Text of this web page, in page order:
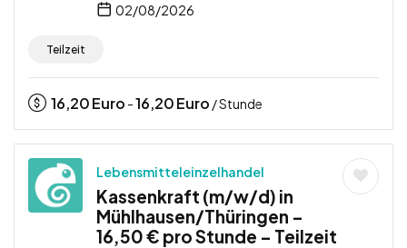
02/08/2026
Teilzeit
16,20Euro -16,20Euro / Stunde
Lebensmitteleinzelhandel
Kassenkraft (m/w/d) in
Mühlhausen/Thüringen –
16,50 € pro Stunde – Teilzeit